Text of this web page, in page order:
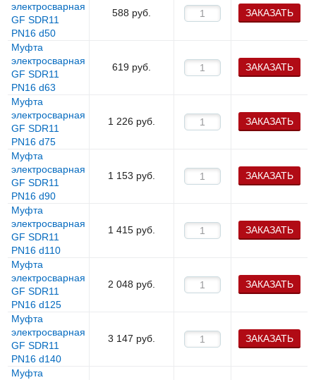
электросварная
GF SDR11
PN16 d50
588 руб. ЗАКАЗАТЬ
Муфта
электросварная
GF SDR11
PN16 d63
619 руб. ЗАКАЗАТЬ
Муфта
электросварная
GF SDR11
PN16 d75
1 226 руб. ЗАКАЗАТЬ
Муфта
электросварная
GF SDR11
PN16 d90
1 153 руб. ЗАКАЗАТЬ
Муфта
электросварная
GF SDR11
PN16 d110
1 415 руб. ЗАКАЗАТЬ
Муфта
электросварная
GF SDR11
PN16 d125
2 048 руб. ЗАКАЗАТЬ
Муфта
электросварная
GF SDR11
PN16 d140
3 147 руб. ЗАКАЗАТЬ
Муфта